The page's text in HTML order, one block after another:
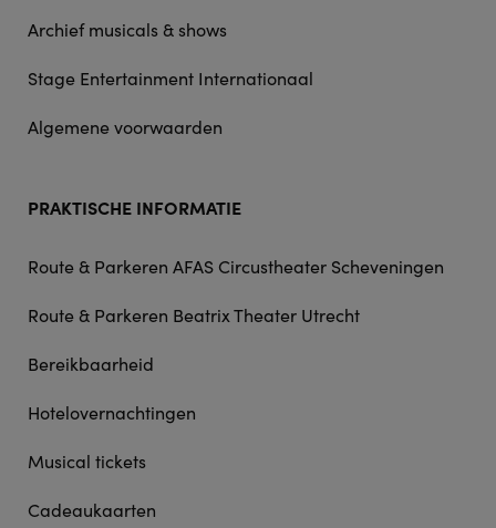
Archief musicals & shows
Stage Entertainment Internationaal
Algemene voorwaarden
PRAKTISCHE INFORMATIE
Route & Parkeren AFAS Circustheater Scheveningen
Route & Parkeren Beatrix Theater Utrecht
Bereikbaarheid
Hotelovernachtingen
Musical tickets
Cadeaukaarten